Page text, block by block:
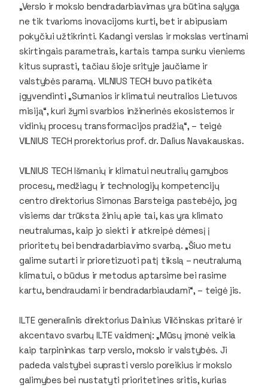
„Verslo ir mokslo bendradarbiavimas yra būtina sąlyga
ne tik tvarioms inovacijoms kurti, bet ir abipusiam
pokyčiui užtikrinti. Kadangi verslas ir mokslas vertinami
skirtingais parametrais, kartais tampa sunku vieniems
kitus suprasti, tačiau šioje srityje jaučiame ir
valstybės paramą. VILNIUS TECH buvo patikėta
įgyvendinti „Sumanios ir klimatui neutralios Lietuvos
misiją“, kuri žymi svarbios inžinerinės ekosistemos ir
vidinių procesų transformacijos pradžią“, – teigė
VILNIUS TECH prorektorius prof. dr. Dalius Navakauskas.
VILNIUS TECH Išmanių ir klimatui neutralių gamybos
procesų, medžiagų ir technologijų kompetencijų
centro direktorius Simonas Barsteiga pastebėjo, jog
visiems dar trūksta žinių apie tai, kas yra klimato
neutralumas, kaip jo siekti ir atkreipė dėmesį į
prioritetų bei bendradarbiavimo svarbą. „Šiuo metu
galime sutarti ir prioretizuoti patį tikslą – neutralumą
klimatui, o būdus ir metodus aptarsime bei rasime
kartu, bendraudami ir bendradarbiaudami“, – teigė jis.
ILTE generalinis direktorius Dainius Vilčinskas pritarė ir
akcentavo svarbų ILTE vaidmenį: „Mūsų įmonė veikia
kaip tarpininkas tarp verslo, mokslo ir valstybės. Ji
padeda valstybei suprasti verslo poreikius ir mokslo
galimybes bei nustatyti prioritetines sritis, kurias